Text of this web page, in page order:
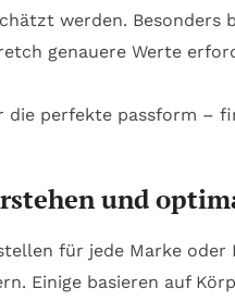
werden.
genauere Werte
und
für jede Marke
Einige basieren auf